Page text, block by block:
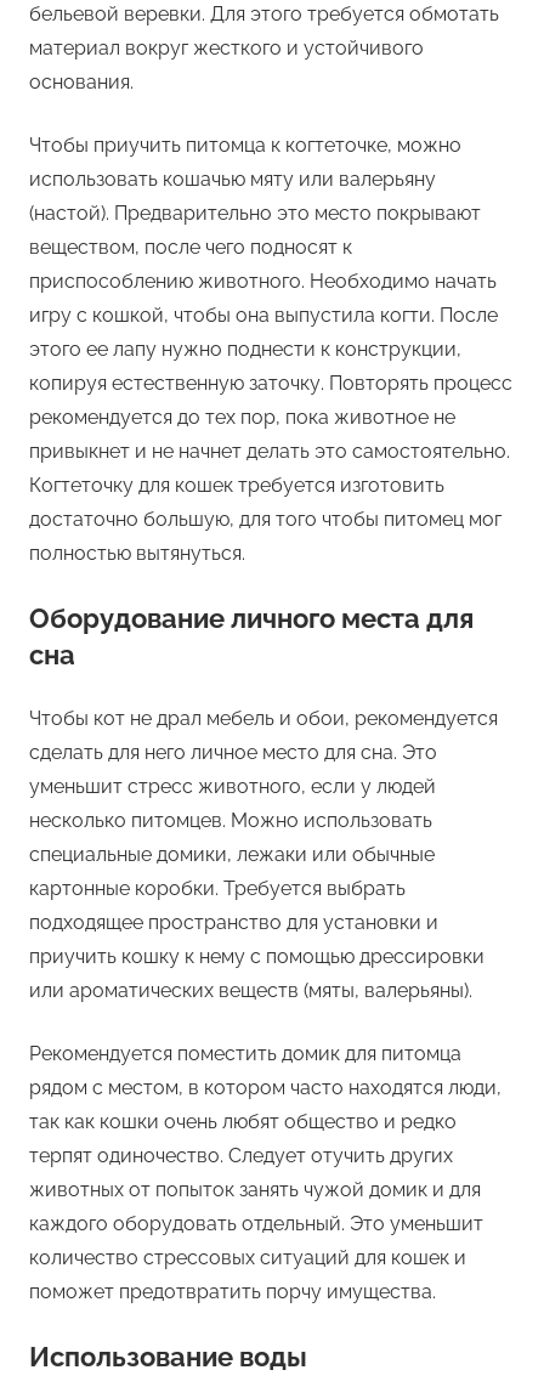
бельевой веревки. Для этого требуется обмотать
материал вокруг жесткого и устойчивого
основания.
Чтобы приучить питомца к когтеточке, можно
использовать кошачью мяту или валерьяну
(настой). Предварительно это место покрывают
веществом, после чего подносят к
приспособлению животного. Необходимо начать
игру с кошкой, чтобы она выпустила когти. После
этого ее лапу нужно поднести к конструкции,
копируя естественную заточку. Повторять процесс
рекомендуется до тех пор, пока животное не
привыкнет и не начнет делать это самостоятельно.
Когтеточку для кошек требуется изготовить
достаточно большую, для того чтобы питомец мог
полностью вытянуться.
Оборудование личного места для
сна
Чтобы кот не драл мебель и обои, рекомендуется
сделать для него личное место для сна. Это
уменьшит стресс животного, если у людей
несколько питомцев. Можно использовать
специальные домики, лежаки или обычные
картонные коробки. Требуется выбрать
подходящее пространство для установки и
приучить кошку к нему с помощью дрессировки
или ароматических веществ (мяты, валерьяны).
Рекомендуется поместить домик для питомца
рядом с местом, в котором часто находятся люди,
так как кошки очень любят общество и редко
терпят одиночество. Следует отучить других
животных от попыток занять чужой домик и для
каждого оборудовать отдельный. Это уменьшит
количество стрессовых ситуаций для кошек и
поможет предотвратить порчу имущества.
Использование воды